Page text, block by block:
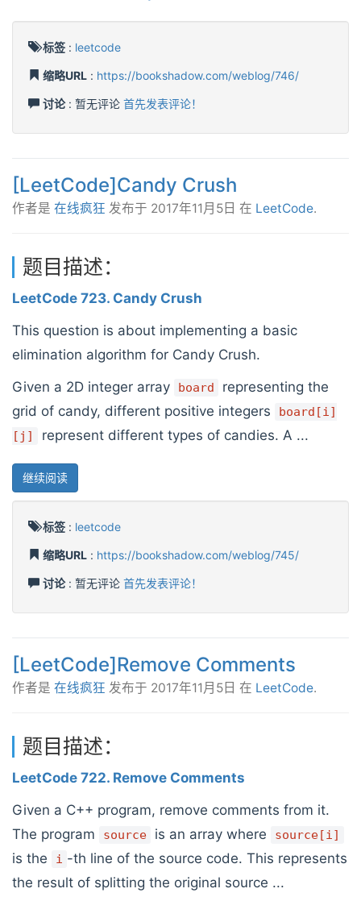
标签 : leetcode
缩略URL : https://bookshadow.com/weblog/746/
讨论: 暂无评论 首先发表评论！
[LeetCode]Candy Crush
作者是 在线疯狂 发布于 2017年11月5日 在 LeetCode.
题目描述：
LeetCode 723. Candy Crush
This question is about implementing a basic
elimination algorithm for Candy Crush.
Given a 2D integer array
board
representing the
grid of candy, different positive integers
board[i]
[j]
represent different types of candies. A ...
继续阅读
标签 : leetcode
缩略URL : https://bookshadow.com/weblog/745/
讨论: 暂无评论 首先发表评论！
[LeetCode]Remove Comments
作者是 在线疯狂 发布于 2017年11月5日 在 LeetCode.
题目描述：
LeetCode 722. Remove Comments
Given a C++ program, remove comments from it.
The program
source is an array where source[i]
is the i -th line of the source code. This represents
the result of splitting the original source ...